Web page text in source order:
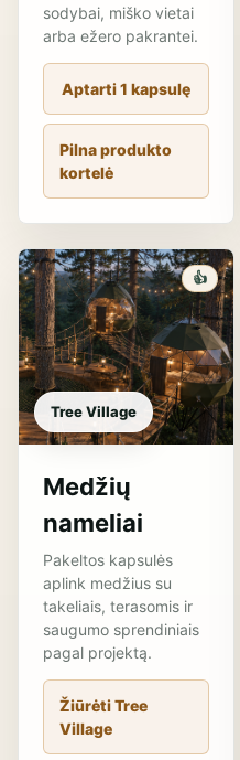
sodybai, miško vietai
arba ežero pakrantei.
Aptarti 1 kapsulę
Pilna produkto
kortelė
👍
Tree Village
Medžių
nameliai
Pakeltos kapsulės
aplink medžius su
takeliais, terasomis ir
saugumo sprendiniais
pagal projektą.
Žiūrėti Tree
Village